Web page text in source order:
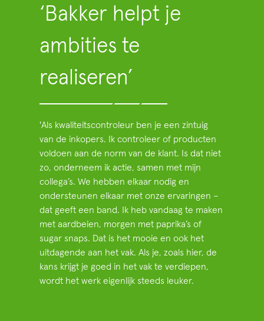
‘Bakker helpt je
ambities te
realiseren’
'Als kwaliteitscontroleur ben je een zintuig
van de inkopers. Ik controleer of producten
voldoen aan de norm van de klant. Is dat niet
zo, onderneem ik actie, samen met mijn
collega’s. We hebben elkaar nodig en
ondersteunen elkaar met onze ervaringen –
dat geeft een band. Ik heb vandaag te maken
met aardbeien, morgen met paprika’s of
sugar snaps. Dat is het mooie en ook het
uitdagende aan het vak. Als je, zoals hier, de
kans krijgt je goed in het vak te verdiepen,
wordt het werk eigenlijk steeds leuker.